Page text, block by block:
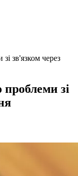
зв'язком через
зі